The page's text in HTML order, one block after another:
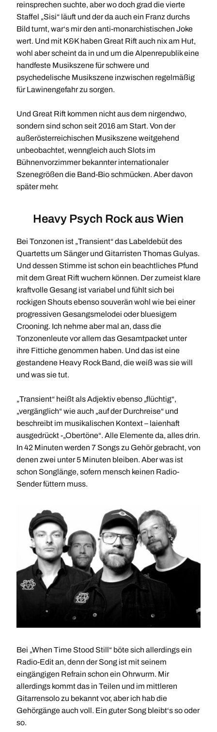
reinsprechen suchte, aber wo doch grad die vierte
Staffel „Sisi“ läuft und der da auch ein Franz durchs
Bild turnt, war‘s mir den anti-monarchistischen Joke
wert. Und mit K&K haben Great Rift auch nix am Hut,
wohl aber scheint da in und um die Alpenrepublik eine
handfeste Musikszene für schwere und
psychedelische Musikszene inzwischen regelmäßig
für Lawinengefahr zu sorgen.
Und Great Rift kommen nicht aus dem nirgendwo,
sondern sind schon seit 2016 am Start. Von der
außerösterreichischen Musikszene weitgehend
unbeobachtet, wenngleich auch Slots im
Bühnenvorzimmer bekannter internationaler
Szenegrößen die Band-Bio schmücken. Aber davon
später mehr.
Heavy Psych Rock aus Wien
Bei Tonzonen ist „Transient“ das Labeldebüt des
Quartetts um Sänger und Gitarristen Thomas Gulyas.
Und dessen Stimme ist schon ein beachtliches Pfund
mit dem Great Rift wuchern können. Der zumeist klare
kraftvolle Gesang ist variabel und fühlt sich bei
rockigen Shouts ebenso souverän wohl wie bei einer
progressiven Gesangsmelodei oder bluesigem
Crooning. Ich nehme aber mal an, dass die
Tonzonenleute vor allem das Gesamtpacket unter
ihre Fittiche genommen haben. Und das ist eine
gestandene Heavy Rock Band, die weiß was sie will
und was sie tut.
„Transient“ heißt als Adjektiv ebenso „flüchtig“,
„vergänglich“ wie auch „auf der Durchreise“ und
beschreibt im musikalischen Kontext – laienhaft
ausgedrückt -„Obertöne“. Alle Elemente da, alles drin.
In 42 Minuten werden 7 Songs zu Gehör gebracht, von
denen zwei unter 5 Minuten bleiben. Aber was ist
schon Songlänge, sofern mensch keinen Radio-
Sender füttern muss.
Bei „When Time Stood Still“ böte sich allerdings ein
Radio-Edit an, denn der Song ist mit seinem
eingängigen Refrain schon ein Ohrwurm. Mir
allerdings kommt das in Teilen und im mittleren
Gitarrensolo zu bekannt vor, aber ich hab die
Gehörgänge auch voll. Ein guter Song bleibt‘s so oder
so.